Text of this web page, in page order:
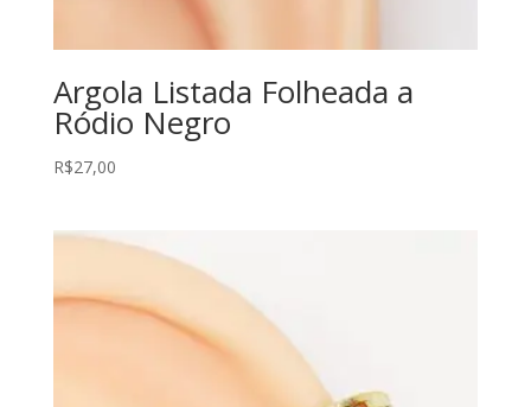
Argola Listada Folheada a
Ródio Negro
R$27,00